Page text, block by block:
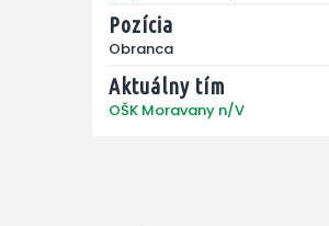
Pozícia
Obranca
Aktuálny tím
OŠK Moravany n/V